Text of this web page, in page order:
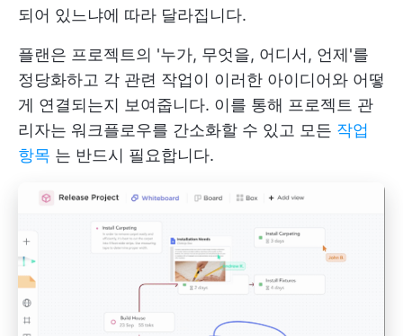
되어 있느냐에 따라 달라집니다.
플랜은 프로젝트의 '누가, 무엇을, 어디서, 언제'를
정당화하고 각 관련 작업이 이러한 아이디어와 어떻
게 연결되는지 보여줍니다. 이를 통해 프로젝트 관
리자는 워크플로우를 간소화할 수 있고 모든 작업
항목 는 반드시 필요합니다.